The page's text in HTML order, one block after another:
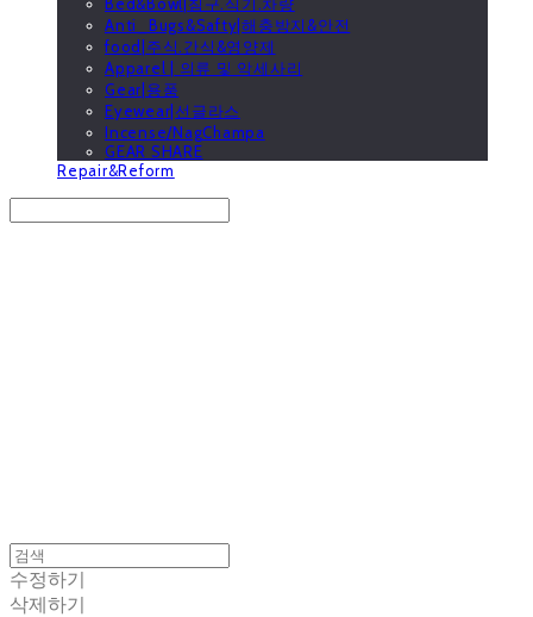
Anti_Bugs&Safty|해충방지&안전
food|주식.간식&영양제
Apparel | 의류 및 악세사리
Gear|용품
Eyewear|선글라스
Incense/NagChampa
GEAR SHARE
Repair&Reform
수정하기
삭제하기